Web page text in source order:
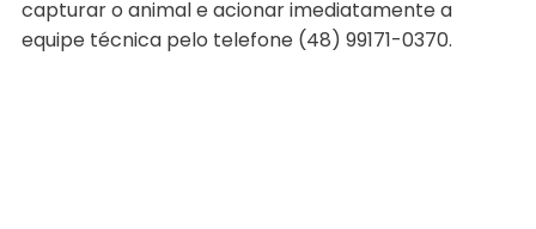
capturar o animal e acionar imediatamente a
equipe técnica pelo telefone (48) 99171-0370.